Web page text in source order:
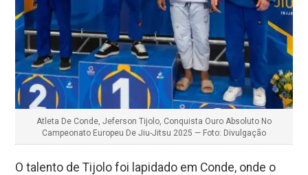
Atleta De Conde, Jeferson Tijolo, Conquista Ouro Absoluto No
Campeonato Europeu De Jiu-Jitsu 2025 — Foto: Divulgação
O talento de Tijolo foi lapidado em Conde, onde o